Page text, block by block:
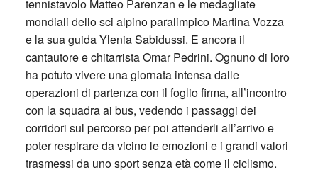
tennistavolo Matteo Parenzan e le medagliate
mondiali dello sci alpino paralimpico Martina Vozza
e la sua guida Ylenia Sabidussi. E ancora il
cantautore e chitarrista Omar Pedrini. Ognuno di loro
ha potuto vivere una giornata intensa dalle
operazioni di partenza con il foglio firma, all’incontro
con la squadra ai bus, vedendo i passaggi dei
corridori sul percorso per poi attenderli all’arrivo e
poter respirare da vicino le emozioni e i grandi valori
trasmessi da uno sport senza età come il ciclismo.